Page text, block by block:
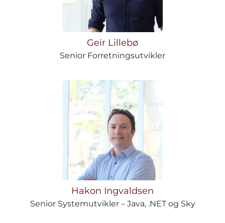
Geir Lillebø
Senior Forretningsutvikler
Hakon Ingvaldsen
Senior Systemutvikler – Java, .NET og Sky